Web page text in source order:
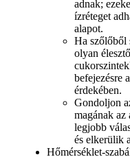
adnak;
ízréteget
alapot.
Ha szőlőből
olyan
befejezésre
érdekében.
Gondoljon
magának az
legjobb
és elkerülik
Hőmérséklet-